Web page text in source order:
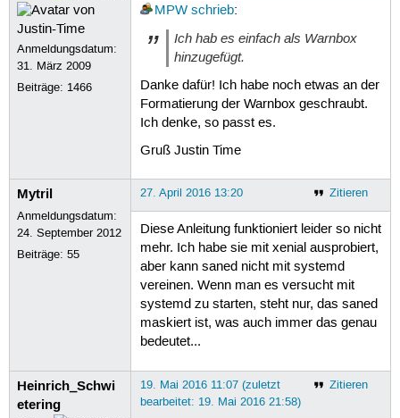
Anmeldungsdatum:
31. März 2009
Beiträge: 1466
MPW schrieb:
Ich hab es einfach als Warnbox
hinzugefügt.
Danke dafür! Ich habe noch etwas an der
Formatierung der Warnbox geschraubt.
Ich denke, so passt es.
Gruß Justin Time
Mytril
Anmeldungsdatum:
24. September 2012
Beiträge:55
Zitieren
27. April 2016 13:20
Diese Anleitung funktioniert leider so nicht
mehr. Ich habe sie mit xenial ausprobiert,
aber kann saned nicht mit systemd
vereinen. Wenn man es versucht mit
systemd zu starten, steht nur, das saned
maskiert ist, was auch immer das genau
bedeutet...
Heinrich_Schwi
etering
Zitieren
19. Mai 2016 11:07 (zuletzt
bearbeitet: 19. Mai 2016 21:58)